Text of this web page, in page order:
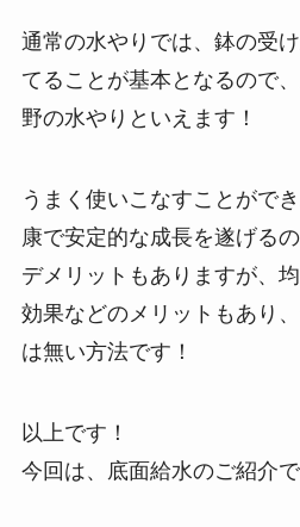
通常の水やりでは、鉢の受
てることが基本となるので
野の水やりといえます！
うまく使いこなすことがで
康で安定的な成長を遂げる
デメリットもありますが、
効果などのメリットもあり
は無い方法です！
以上です！
今回は、底面給水のご紹介で